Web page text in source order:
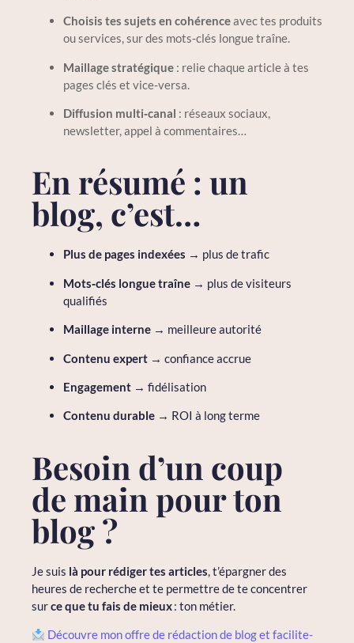
Choisis tes sujets en cohérenceavec tes produits
ou services, sur des mots‑clés longue traîne.
Maillage stratégique : relie chaque article à tes
pages clés et vice‑versa.
Diffusion multi‑canal : réseaux sociaux,
newsletter, appel à commentaires…
En résumé : un
blog, c’est…
Plus de pages indexées → plus de trafic
Mots‑clés longue traîne → plus de visiteurs
qualifiés
Maillage interne → meilleure autorité
Contenu expert → confiance accrue
Engagement → fidélisation
Contenu durable → ROI à long terme
Besoin d’un coup
de main pour ton
blog ?
Je suis là pour rédiger tes articles, t’épargner des
heures de recherche et te permettre de te concentrer
surce que tu fais de mieux: ton métier.
Découvre mon offre de rédaction de blog et facilite-